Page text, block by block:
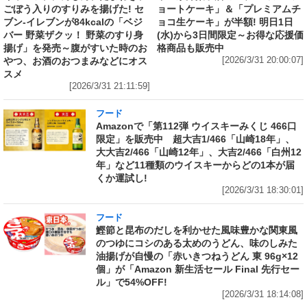
ごぼう入りのすりみを揚げた! セ
ブン‐イレブンが84kcalの「ベジ
バー 野菜ザクッ！ 野菜のすり身
揚げ」を発売～腹がすいた時のお
やつ、お酒のおつまみなどにオス
スメ
[2026/3/31 21:11:59]
ョートケーキ」＆「プレミアムチ
ョコ生ケーキ」が半額! 明日1日
(水)から3日間限定～お得な応援価
格商品も販売中
[2026/3/31 20:00:07]
フード
Amazonで「第112弾 ウイスキーみくじ 466口
限定」を販売中 超大吉1/466「山崎18年」、
大大吉2/466「山崎12年」、大吉2/466「白州12
年」など11種類のウイスキーからどの1本が届
くか運試し!
[2026/3/31 18:30:01]
フード
鰹節と昆布のだしを利かせた風味豊かな関東風
のつゆにコシのある太めのうどん、味のしみた
油揚げが自慢の「赤いきつねうどん 東 96g×12
個」が「Amazon 新生活セール Final 先行セー
ル」で54%OFF!
[2026/3/31 18:14:08]